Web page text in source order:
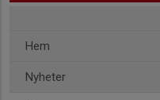
Hem
Nyheter